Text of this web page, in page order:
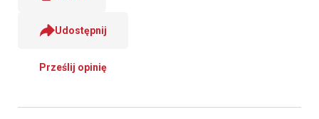
Udostępnij
Prześlij opinię